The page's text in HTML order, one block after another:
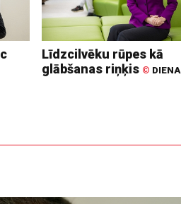
Līdzcilvēku rūpes kā
glābšanas riņķis © DIENA